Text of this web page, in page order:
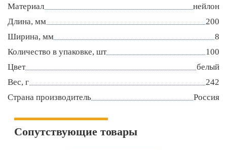
Материал
нейлон
Длина, мм
200
Ширина, мм
8
Количество в упаковке, шт
100
Цвет
белый
Вес, г
242
Страна производитель
Россия
Сопутствующие товары